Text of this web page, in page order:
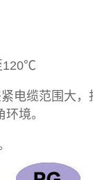
120℃
电缆范围大
境。